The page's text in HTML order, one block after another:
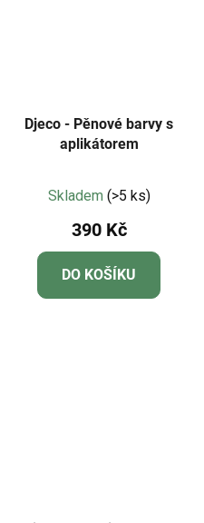
Djeco - Pěnové barvy s
aplikátorem
hodnocení
produktu
je
5,0
z
Skladem (>5 ks)
390 Kč
DO KOŠÍKU